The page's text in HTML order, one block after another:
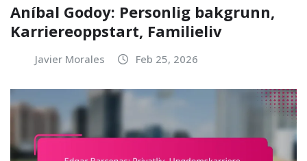
Aníbal Godoy: Personlig bakgrunn,
Karriereoppstart, Familieliv
Javier Morales Feb 25, 2026